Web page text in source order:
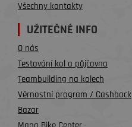
Všechny kontakty
UŽITEČNÉ INFO
O nás
Testování kol a půjčovna
Teambuilding na kolech
Věrnostní program / Cashback
Bazar